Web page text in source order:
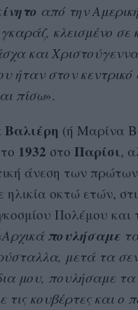
από την
κλεισμένο σε
και
ήταν στον
πίσω».
(ή Μαρίνα
1932 στο Παρίσι,
άνεση των
ηλικία οκτώ ετών,
Πολέμου και
Αρχικά πουλήσαμε
μετά τα
μου, πουλήσαμε τα
κουβέρτες και ο